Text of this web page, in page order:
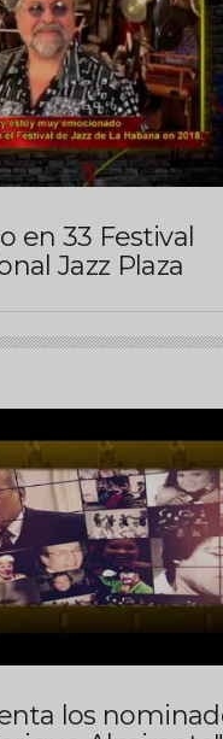
en 33 Festival
Jazz Plaza
los